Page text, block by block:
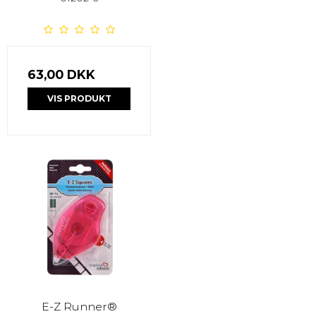
63,00 DKK
VIS PRODUKT
E-Z Runner®